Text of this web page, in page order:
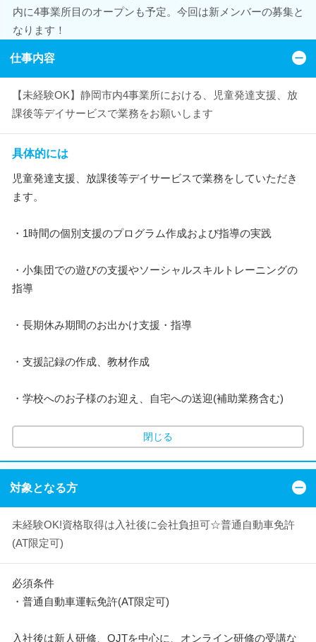
内に4事業所目のオープンも予定。今回は新メンバーの募集と
なります！
仕事内容
【未経験OK】静岡市内4事業所における、児童発達支援、放
課後等デイサービスで業務をお願いします
具体的には
児童発達支援、放課後等デイサービスで業務をしていただき
ます。
・1時間の個別支援のプログラム作成および指導の実践
・小集団での遊びの支援やソーシャルスキルトレーニングの
指導
・長期休み期間のお出かけ支援・指導
・支援記録の作成、教材作成
・学校へのお子様のお迎え、自宅への送迎(補助業務含む)
閉じる
対象となる方
未経験OK!資格取得は入社後に会社負担可☆普通自動車免許
(AT限定可)
必須条件
・普通自動車運転免許(AT限定可)
入社後は新人研修、OJTを中心に、オンライン研修の受講な